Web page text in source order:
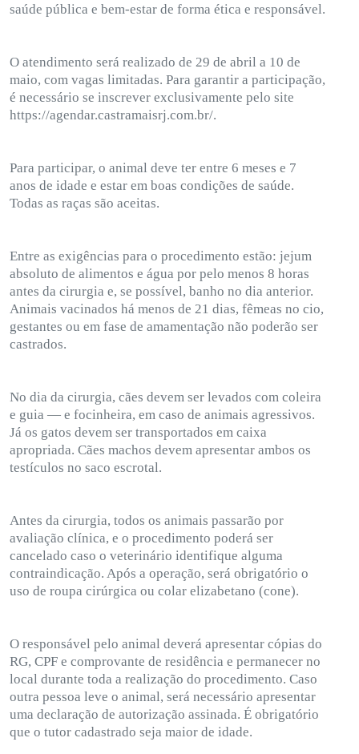
saúde pública e bem-estar de forma ética e responsável.
O atendimento será realizado de 29 de abril a 10 de
maio, com vagas limitadas. Para garantir a participação,
é necessário se inscrever exclusivamente pelo site
https://agendar.castramaisrj.com.br/.
Para participar, o animal deve ter entre 6 meses e 7
anos de idade e estar em boas condições de saúde.
Todas as raças são aceitas.
Entre as exigências para o procedimento estão: jejum
absoluto de alimentos e água por pelo menos 8 horas
antes da cirurgia e, se possível, banho no dia anterior.
Animais vacinados há menos de 21 dias, fêmeas no cio,
gestantes ou em fase de amamentação não poderão ser
castrados.
No dia da cirurgia, cães devem ser levados com coleira
e guia — e focinheira, em caso de animais agressivos.
Já os gatos devem ser transportados em caixa
apropriada. Cães machos devem apresentar ambos os
testículos no saco escrotal.
Antes da cirurgia, todos os animais passarão por
avaliação clínica, e o procedimento poderá ser
cancelado caso o veterinário identifique alguma
contraindicação. Após a operação, será obrigatório o
uso de roupa cirúrgica ou colar elizabetano (cone).
O responsável pelo animal deverá apresentar cópias do
RG, CPF e comprovante de residência e permanecer no
local durante toda a realização do procedimento. Caso
outra pessoa leve o animal, será necessário apresentar
uma declaração de autorização assinada. É obrigatório
que o tutor cadastrado seja maior de idade.